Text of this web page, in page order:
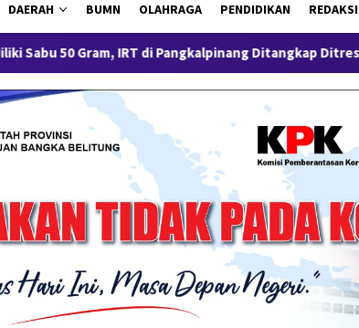
DAERAH BUMN OLAHRAGA PENDIDIKAN REDAKSI
di Pangkalpinang Ditangkap Ditresnarkoba Polda Babel